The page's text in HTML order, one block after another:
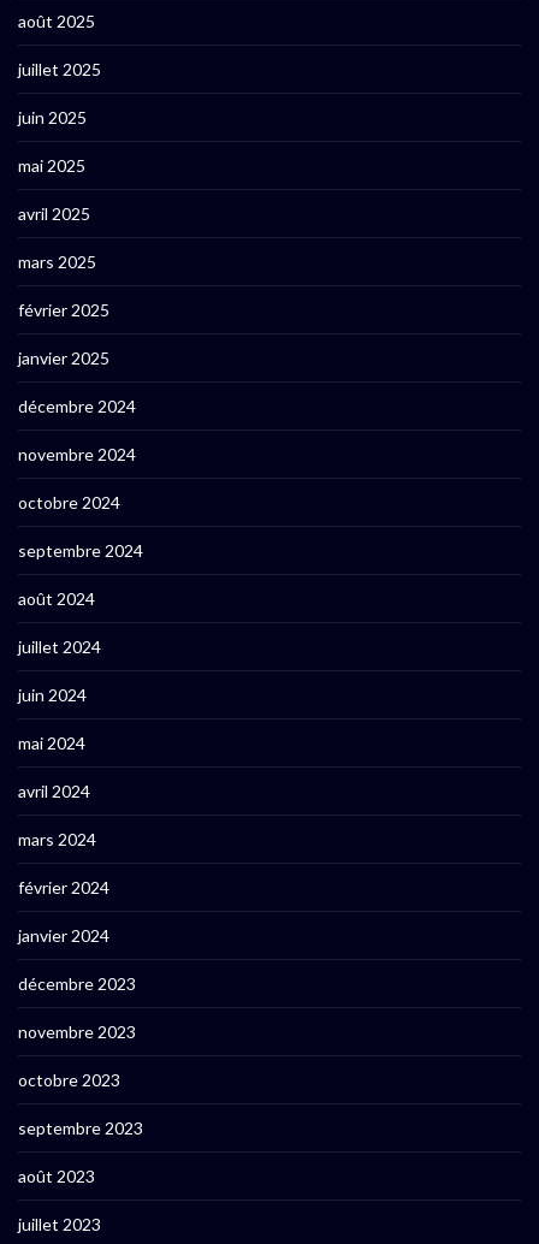
août 2025
juillet 2025
juin 2025
mai 2025
avril 2025
mars 2025
février 2025
janvier 2025
décembre 2024
novembre 2024
octobre 2024
septembre 2024
août 2024
juillet 2024
juin 2024
mai 2024
avril 2024
mars 2024
février 2024
janvier 2024
décembre 2023
novembre 2023
octobre 2023
septembre 2023
août 2023
juillet 2023